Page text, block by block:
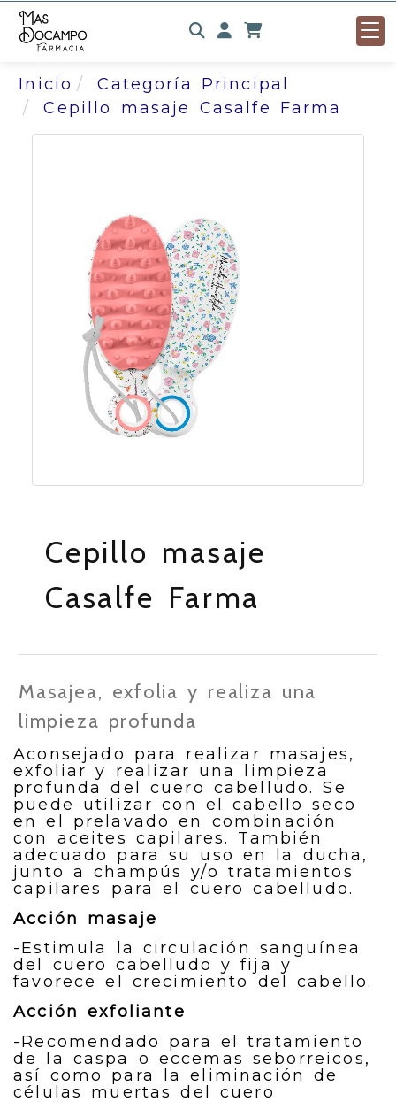
Identifícate
Inicio
Categoría Principal
Cepillo masaje Casalfe Farma
Cepillo masaje
Casalfe Farma
Masajea, exfolia y realiza una
limpieza profunda
Aconsejado para realizar masajes,
exfoliar y realizar una limpieza
profunda del cuero cabelludo. Se
puede utilizar con el cabello seco
en el prelavado en combinación
con aceites capilares. También
adecuado para su uso en la ducha,
junto a champús y/o tratamientos
capilares para el cuero cabelludo.
Acción masaje
-Estimula la circulación sanguínea
del cuero cabelludo y fija y
favorece el crecimiento del cabello.
Acción exfoliante
-Recomendado para el tratamiento
de la caspa o eccemas seborreicos,
así como para la eliminación de
células muertas del cuero